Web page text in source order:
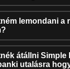
lemondani a
átállni
utalásra